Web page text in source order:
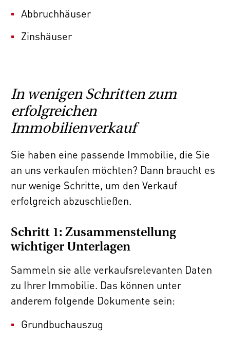
Abbruchhäuser
Zinshäuser
In wenigen Schritten zum
erfolgreichen
Immobilienverkauf
Sie haben eine passende Immobilie, die Sie
an uns verkaufen möchten? Dann braucht es
nur wenige Schritte, um den Verkauf
erfolgreich abzuschließen.
Schritt 1: Zusammenstellung
wichtiger Unterlagen
Sammeln sie alle verkaufsrelevanten Daten
zu Ihrer Immobilie. Das können unter
anderem folgende Dokumente sein:
Grundbuchauszug